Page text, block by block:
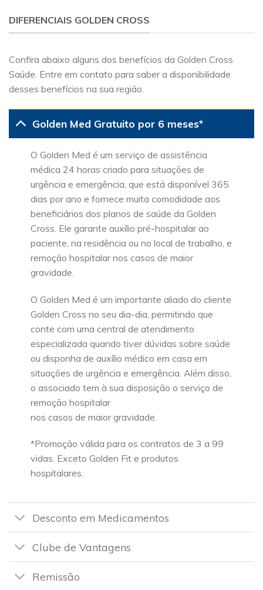
DIFERENCIAIS GOLDEN CROSS
Confira abaixo alguns dos benefícios da Golden Cross
Saúde. Entre em contato para saber a disponibilidade
desses benefícios na sua região.
Golden Med Gratuito por 6 meses*
O Golden Med é um serviço de assistência
médica 24 horas criado para situações de
urgência e emergência, que está disponível 365
dias por ano e fornece muita comodidade aos
beneficiários dos planos de saúde da Golden
Cross. Ele garante auxílio pré-hospitalar ao
paciente, na residência ou no local de trabalho, e
remoção hospitalar nos casos de maior
gravidade.
O Golden Med é um importante aliado do cliente
Golden Cross no seu dia-dia, permitindo que
conte com uma central de atendimento
especializada quando tiver dúvidas sobre saúde
ou disponha de auxílio médico em casa em
situações de urgência e emergência. Além disso,
o associado tem à sua disposição o serviço de
remoção hospitalar
nos casos de maior gravidade.
*Promoção válida para os contratos de 3 a 99
vidas. Exceto Golden Fit e produtos
hospitalares.
Desconto em Medicamentos
Clube de Vantagens
Remissão